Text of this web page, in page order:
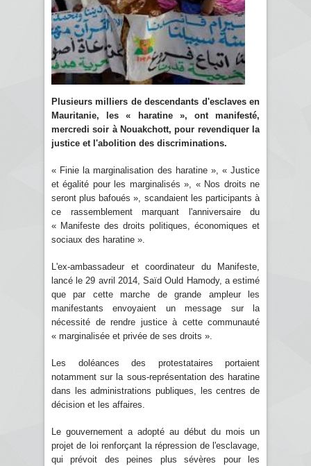
Plusieurs milliers de descendants d'esclaves en
Mauritanie, les « haratine », ont manifesté,
mercredi soir à Nouakchott, pour revendiquer la
justice et l'abolition des discriminations.
« Finie la marginalisation des haratine », « Justice
et égalité pour les marginalisés », « Nos droits ne
seront plus bafoués », scandaient les participants à
ce rassemblement marquant l'anniversaire du
« Manifeste des droits politiques, économiques et
sociaux des haratine ».
L'ex-ambassadeur et coordinateur du Manifeste,
lancé le 29 avril 2014, Saïd Ould Hamody, a estimé
que par cette marche de grande ampleur les
manifestants envoyaient un message sur la
nécessité de rendre justice à cette communauté
« marginalisée et privée de ses droits ».
Les doléances des protestataires portaient
notamment sur la sous-représentation des haratine
dans les administrations publiques, les centres de
décision et les affaires.
Le gouvernement a adopté au début du mois un
projet de loi renforçant la répression de l'esclavage,
qui prévoit des peines plus sévères pour les